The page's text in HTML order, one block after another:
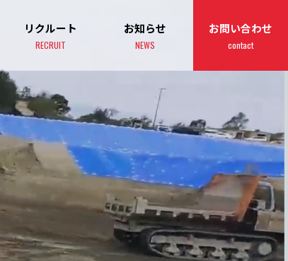
リクルート
RECRUIT
お知らせ
NEWS
お問い合わせ
contact